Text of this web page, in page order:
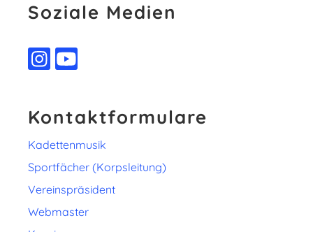
Soziale Medien
Kontaktformulare
Kadettenmusik
Sportfächer (Korpsleitung)
Vereinspräsident
Webmaster